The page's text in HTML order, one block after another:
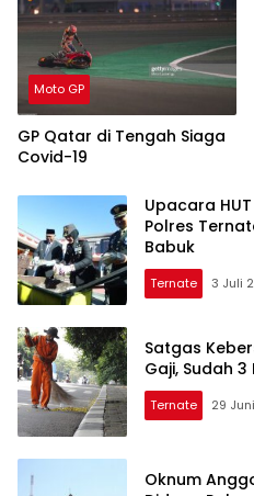
Moto GP
GP Qatar di Tengah Siaga
Covid-19
Upacara
Polres
Babuk
Ternate 3 Juli
Satgas
Gaji, Sudah
Ternate 29
Oknum